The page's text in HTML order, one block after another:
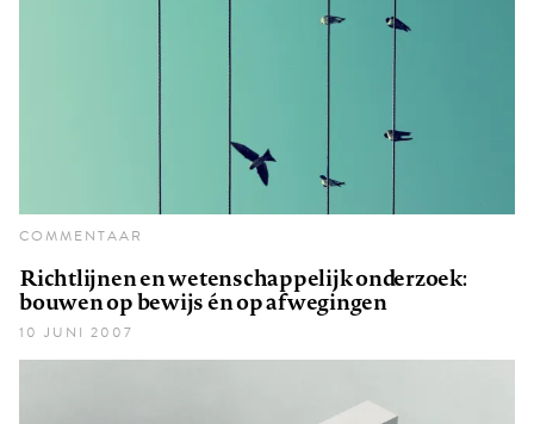
COMMENTAAR
Richtlijnen en wetenschappelijk onderzoek:
bouwen op bewijs én op afwegingen
10 JUNI 2007